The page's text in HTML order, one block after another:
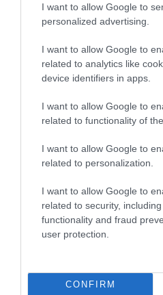
I want to allow Google to
personalized advertising.
I want to allow Google to
related to analytics like
device identifiers in apps.
I want to allow Google to
related to functionality of
I want to allow Google to
related to personalization.
I want to allow Google to
related to security,
functionality and fraud
user protection.
CONFIRM